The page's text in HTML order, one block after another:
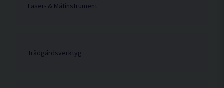
Laser- & Mätinstrument
Trädgårdsverktyg